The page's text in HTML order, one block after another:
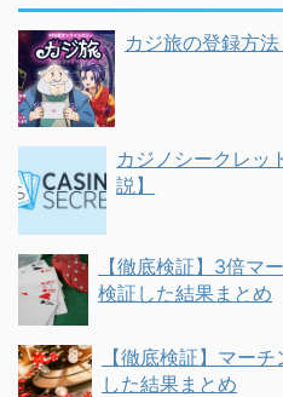
カジ旅の登録方法
カジノシークレッ
説】
【徹底検証】3倍マ
検証した結果まとめ
【徹底検証】マー
した結果まとめ